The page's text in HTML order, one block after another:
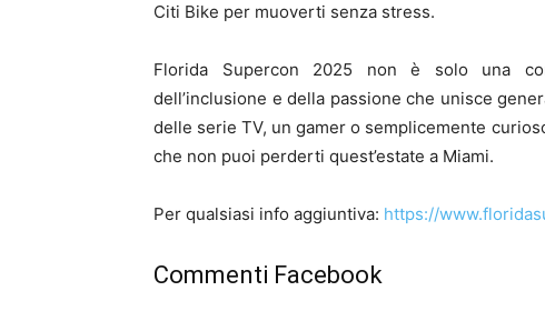
Citi Bike per muoverti senza stress.
Florida Supercon 2025 non è solo una
dell’inclusione e della passione che unisce
delle serie TV, un gamer o semplicemente
che non puoi perderti quest’estate a Miami.
Per qualsiasi info aggiuntiva: https://
Commenti Facebook